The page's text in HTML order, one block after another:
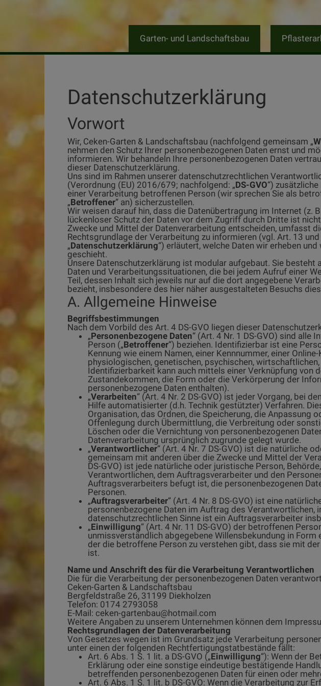
Garten- und Landschaftsbau
Datenschutzerklärung
Vorwort
Wir, Ceken-Garten & Landschaftsbau (nachfolgend gemeinsam „
nehmen den Schutz Ihrer personenbezogenen Daten ernst und
informieren. Wir behandeln Ihre personenbezogenen Daten
dieser Datenschutzerklärung.
Uns sind im Rahmen unserer datenschutzrechtlichen
(Verordnung (EU) 2016/679; nachfolgend: „DS-GVO“)
einer Verarbeitung betroffenen Person (wir sprechen Sie als
„Betroffener“ an) sicherzustellen.
Wir weisen darauf hin, dass die Datenübertragung im Internet (z.
lückenloser Schutz der Daten vor dem Zugriff durch Dritte ist
Zwecke und Mittel der Datenverarbeitung entscheiden, umfasst
Rechtsgrundlage der Verarbeitung zu informieren (vgl. Art. 13
„Datenschutzerklärung“) erläutert, welche Daten wir erheben
geschieht.
Unsere Datenschutzerklärung ist modular aufgebaut. Sie
Daten und Verarbeitungssituationen, die bei jedem Aufruf einer
Teil, dessen Inhalt sich jeweils nur auf die dort angegebene
bezieht, insbesondere des hier näher ausgestalteten Besuchs
A. Allgemeine Hinweise
Begriffsbestimmungen
Nach dem Vorbild des Art. 4 DS-GVO liegen dieser
„Personenbezogene Daten“ (Art. 4 Nr. 1 DS-GVO) sind
Person („Betroffener“) beziehen. Identifizierbar ist eine
Kennung wie einem Namen, einer Kennnummer, einer
physiologischen, genetischen, psychischen,
Identifizierbarkeit kann auch mittels einer Verknüpfung von
Zustandekommen, die Form oder die Verkörperung der
personenbezogene Daten enthalten).
„Verarbeiten“ (Art. 4 Nr. 2 DS-GVO) ist jeder Vorgang, bei
Hilfe automatisierter (d.h. Technik gestützter) Verfahren.
Organisation, das Ordnen, die Speicherung, die Anpassung
Offenlegung durch Übermittlung, die Verbreitung oder
Löschen oder die Vernichtung von personenbezogenen
Datenverarbeitung ursprünglich zugrunde gelegt wurde.
„Verantwortlicher“ (Art. 4 Nr. 7 DS-GVO) ist die natürliche
gemeinsam mit anderen über die Zwecke und Mittel der
DS-GVO) ist jede natürliche oder juristische Person,
Verantwortlichen, dem Auftragsverarbeiter und den
Auftragsverarbeiters befugt ist, die personenbezogenen
Personen.
„Auftragsverarbeiter“ (Art. 4 Nr. 8 DS-GVO) ist eine
personenbezogene Daten im Auftrag des Verantwortlichen,
datenschutzrechtlichen Sinne ist ein Auftragsverarbeiter
„Einwilligung“ (Art. 4 Nr. 11 DS-GVO) der betroffenen
unmissverständlich abgegebene Willensbekundung in
der die betroffene Person zu verstehen gibt, dass sie mit
ist.
Name und Anschrift des für die Verarbeitung Verantwortlichen
Die für die Verarbeitung der personenbezogenen Daten
Ceken-Garten & Landschaftsbau
Bergfeldstraße 26, 31199 Diekholzen
Telefon: 0174 2793058
E-Mail: ceken-gartenbau@hotmail.com
Weitere Angaben zu unserem Unternehmen können dem
Rechtsgrundlagen der Datenverarbeitung
Von Gesetzes wegen ist im Grundsatz jede Verarbeitung
unter einen der folgenden Rechtfertigungstatbestände fällt:
Art. 6 Abs. 1 S. 1 lit. a DS-GVO („Einwilligung“): Wenn der
Erklärung oder eine sonstige eindeutige bestätigende
betreffenden personenbezogenen Daten für einen oder
Art. 6 Abs. 1 S. 1 lit. b DS-GVO: Wenn die Verarbeitung zur